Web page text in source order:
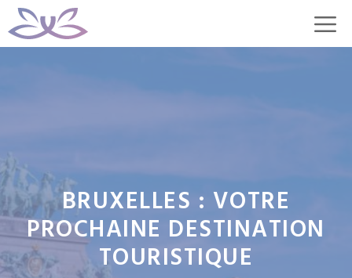
Aller
au
BRUXELLES : VOTRE
PROCHAINE DESTINATION
TOURISTIQUE